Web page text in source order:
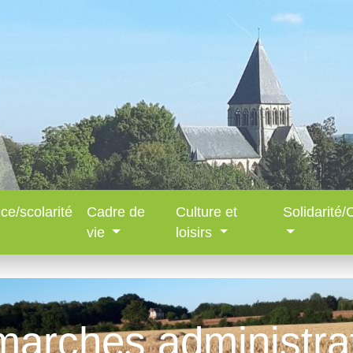
scolarité
Cadre de
vie
Culture et
loisirs
Solidarité/